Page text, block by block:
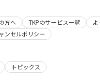
方へ
TKPのサービス一覧
ンセルポリシー
トピックス